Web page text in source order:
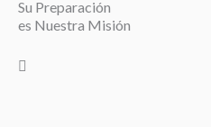
Su Preparación
es Nuestra Misión